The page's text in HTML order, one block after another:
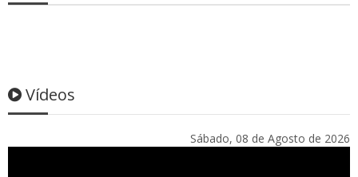
Vídeos
Sábado, 08 de Agosto de 2026